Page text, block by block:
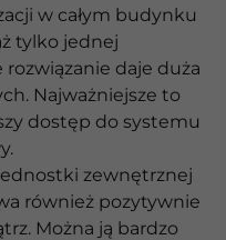
w całym budynku
tylko jednej
daje duża
Najważniejsze to
dostęp do systemu
zewnętrznej
również pozytywnie
Można ją bardzo